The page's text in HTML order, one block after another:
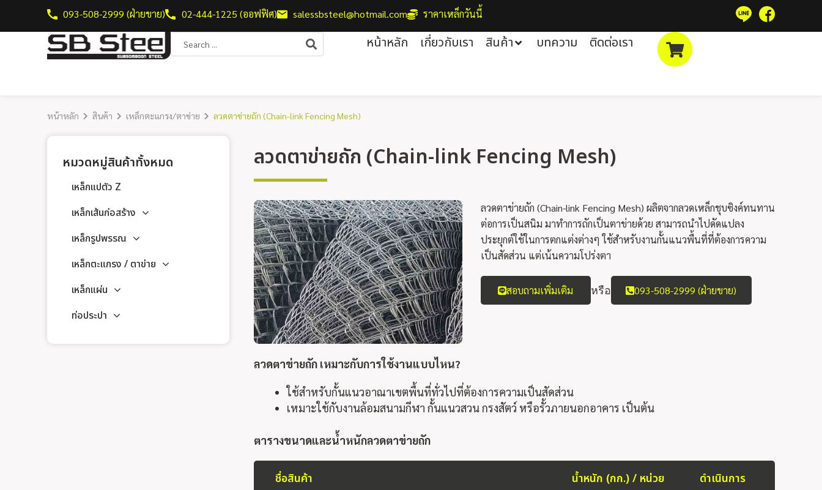
093-508-2999 (ฝ่ายขาย) 02-444-1225 (ออฟฟิศ) salessbsteel@hotmail.com ราคาเหล็กวันนี้
หน้าหลัก เกี่ยวกับเรา สินค้า บทความ ติดต่อเรา
หน้าหลัก สินค้า เหล็กตะแกรง/ตาข่าย ลวดตาข่ายถัก (Chain-link Fencing Mesh)
หมวดหมู่สินค้าทั้งหมด
เหล็กแปตัว Z
เหล็กเส้นก่อสร้าง
เหล็กรูปพรรณ
เหล็กตะแกรง / ตาข่าย
เหล็กแผ่น
ท่อประปา
ลวดตาข่ายถัก (Chain-link Fencing Mesh)
ลวดตาข่ายถัก (Chain-link Fencing Mesh) ผลิตจากลวดเหล็กชุบซิงค์ทนทาน
ต่อการเป็นสนิม มาทำการถักเป็นตาข่ายด้วย สามารถนำไปดัดแปลง
ประยุกต์ใช้ในการตกแต่งต่างๆ ใช้สำหรับงานกั้นแนวพื้นที่ที่ต้องการความ
เป็นสัดส่วน แต่เน้นความโปร่งตา
สอบถามเพิ่มเติม หรือ 093-508-2999 (ฝ่ายขาย)
ลวดตาข่ายถัก เหมาะกับการใช้งานแบบไหน?
ใช้สำหรับกั้นแนวอาณาเขตพื้นที่ทั่วไปที่ต้องการความเป็นสัดส่วน
เหมาะใช้กับงานล้อมสนามกีฬา กั้นแนวสวน กรงสัตว์ หรือรั้วภายนอกอาคาร เป็นต้น
ตารางขนาดและน้ำหนักลวดตาข่ายถัก
ชื่อสินค้า น้ำหนัก (กก.) / หน่วย ดำเนินการ